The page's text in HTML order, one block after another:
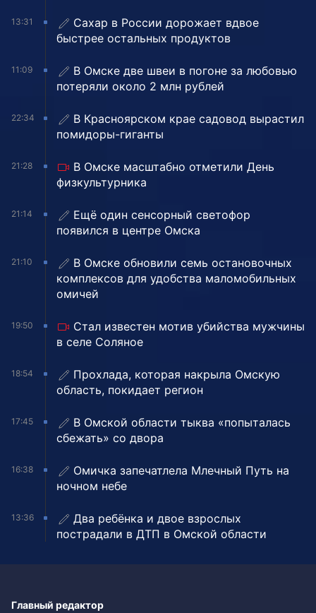
13:31
Сахар в России дорожает вдвое
быстрее остальных продуктов
11:09
В Омске две швеи в погоне за любовью
потеряли около 2 млн рублей
22:34
В Красноярском крае садовод вырастил
помидоры-гиганты
21:28
В Омске масштабно отметили День
физкультурника
21:14
Ещё один сенсорный светофор
появился в центре Омска
21:10
В Омске обновили семь остановочных
комплексов для удобства маломобильных
омичей
19:50
Стал известен мотив убийства мужчины
в селе Соляное
18:54
Прохлада, которая накрыла Омскую
область, покидает регион
17:45
В Омской области тыква «попыталась
сбежать» со двора
16:38
Омичка запечатлела Млечный Путь на
ночном небе
13:36
Два ребёнка и двое взрослых
пострадали в ДТП в Омской области
Главный редактор